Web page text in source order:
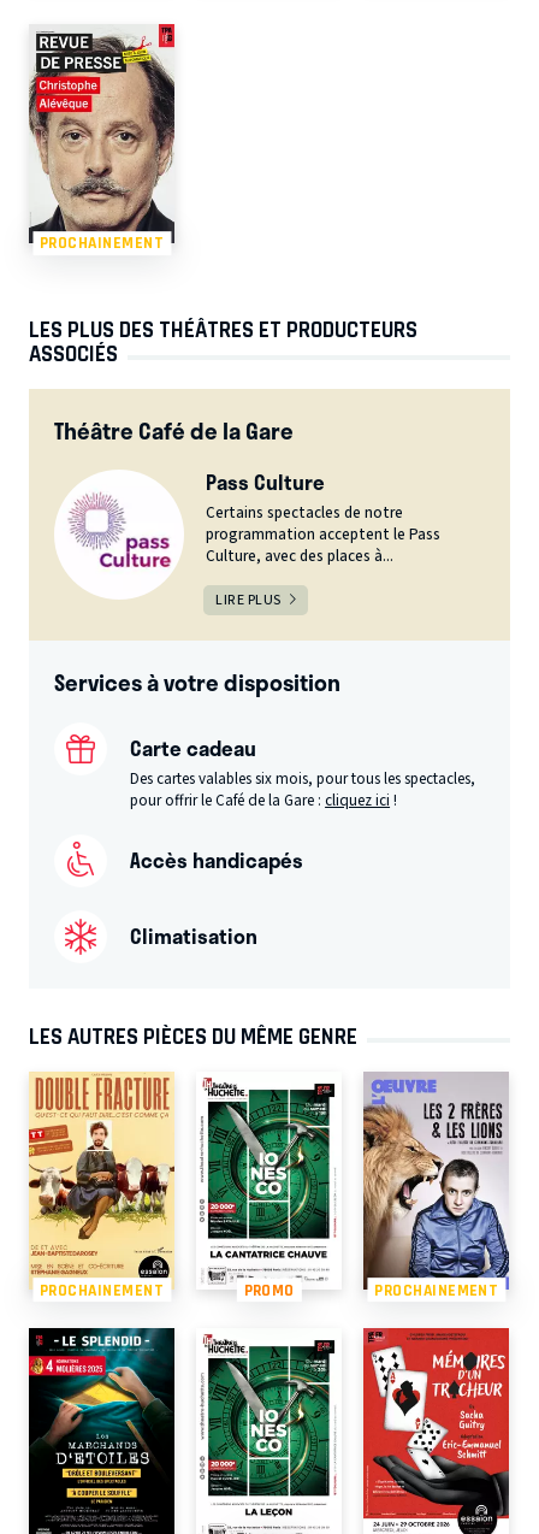
PROCHAINEMENT
LES PLUS DES THÉÂTRES ET PRODUCTEURS
ASSOCIÉS
Théâtre Café de la Gare
Pass Culture
Certains spectacles de notre
programmation acceptent le Pass
Culture, avec des places à...
LIRE PLUS
Services à votre disposition
Carte cadeau
Des cartes valables six mois, pour tous les spectacles,
pour offrir le Café de la Gare :cliquez ici !
Accès handicapés
Climatisation
LES AUTRES PIÈCES DU MÊME GENRE
PROCHAINEMENT PROMO PROCHAINEMENT